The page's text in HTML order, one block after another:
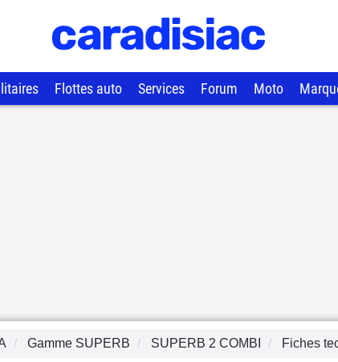
Flottes auto Services Forum Moto
Gamme SUPERB SUPERB 2 COMBI Fiches